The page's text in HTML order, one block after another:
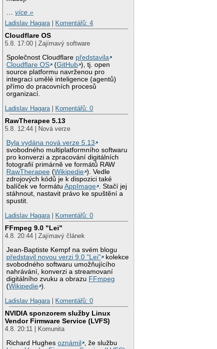
…více »
Ladislav Hagara
Komentářů: 4
Cloudflare OS
5.8. 17:00 | Zajímavý software
Společnost Cloudflare představila
Cloudflare OS
(GitHub ), tj. open
source platformu navrženou pro
integraci umělé inteligence (agentů)
přímo do pracovních procesů
organizací.
Ladislav Hagara
Komentářů: 0
RawTherapee 5.13
5.8. 12:44 | Nová verze
Byla vydána nová verze 5.13
svobodného multiplatformního softwaru
pro konverzi a zpracování digitálních
fotografií primárně ve formátů RAW
RawTherapee (Wikipedie ). Vedle
zdrojových kódů je k dispozici také
balíček ve formátuAppImage . Stačí jej
stáhnout, nastavit právo ke spuštění a
spustit.
Ladislav Hagara
Komentářů: 0
FFmpeg 9.0 "Lei"
4.8. 20:44 | Zajímavý článek
Jean-Baptiste Kempf na svém blogu
představil novou verzi 9.0 "Lei"
kolekce
svobodného softwaru umožňujícího
nahrávání, konverzi a streamovaní
digitálního zvuku a obrazu FFmpeg
(Wikipedie ).
Ladislav Hagara
Komentářů: 0
NVIDIA sponzorem služby Linux
Vendor Firmware Service (LVFS)
4.8. 20:11 | Komunita
Richard Hughesoznámil
, že službu